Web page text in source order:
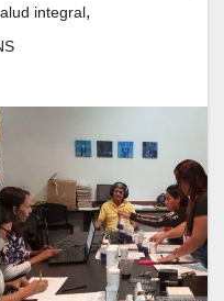
integral,